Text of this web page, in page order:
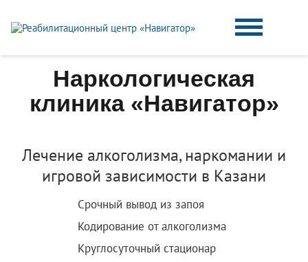
Наркологическая
клиника «Навигатор»
Лечение алкоголизма, наркомании и
игровой зависимости в Казани
Срочный вывод из запоя
Кодирование от алкоголизма
Круглосуточный стационар